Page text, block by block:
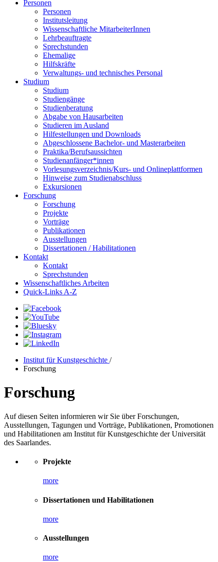
Personen
Personen
Institutsleitung
Wissenschaftliche MitarbeiterInnen
Lehrbeauftragte
Sprechstunden
Ehemalige
Hilfskräfte
Verwaltungs- und technisches Personal
Studium
Studium
Studiengänge
Studienberatung
Abgabe von Hausarbeiten
Studieren im Ausland
Hilfestellungen und Downloads
Abgeschlossene Bachelor- und Masterarbeiten
Praktika/Berufsaussichten
Studienanfänger*innen
Vorlesungsverzeichnis/Kurs- und Onlineplattformen
Hinweise zum Studienabschluss
Exkursionen
Forschung
Forschung
Projekte
Vorträge
Publikationen
Ausstellungen
Dissertationen / Habilitationen
Kontakt
Kontakt
Sprechstunden
Wissenschaftliches Arbeiten
Quick-Links A-Z
Institut für Kunstgeschichte /
Forschung
Forschung
Auf diesen Seiten informieren wir Sie über Forschungen,
Ausstellungen, Tagungen und Vorträge, Publikationen, Promotionen
und Habilitationen am Institut für Kunstgeschichte der Universität
des Saarlandes.
Projekte
more
Dissertationen und Habilitationen
more
Ausstellungen
more